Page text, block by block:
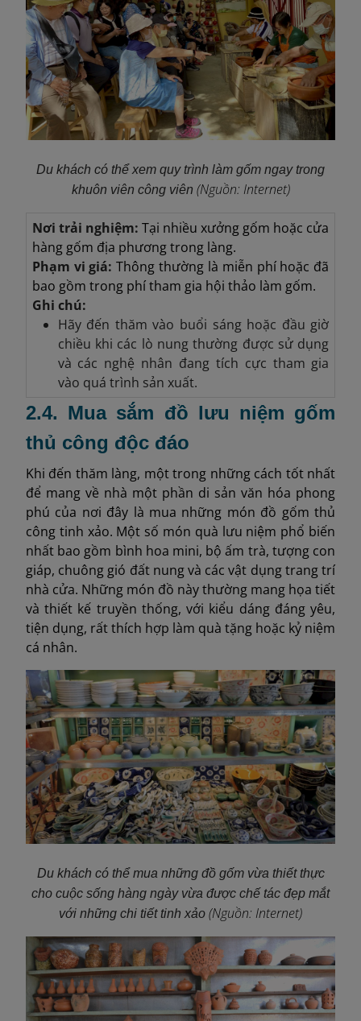
Du khách có thể xem quy trình làm gốm ngay trong
khuôn viên công viên (Nguồn: Internet)
Nơi trải nghiệm: Tại nhiều xưởng gốm hoặc cửa
hàng gốm địa phương trong làng.
Phạm vi giá:Thông thường là miễn phí hoặc đã
bao gồm trong phí tham gia hội thảo làm gốm.
Ghi chú:
Hãy đến thăm vào buổi sáng hoặc đầu giờ
chiều khi các lò nung thường được sử dụng
và các nghệ nhân đang tích cực tham gia
vào quá trình sản xuất.
2.4. Mua sắm đồ lưu niệm gốm
thủ công độc đáo
Khi đến thăm làng, một trong những cách tốt nhất
để mang về nhà một phần di sản văn hóa phong
phú của nơi đây là mua những món đồ gốm thủ
công tinh xảo. Một số món quà lưu niệm phổ biến
nhất bao gồm bình hoa mini, bộ ấm trà, tượng con
giáp, chuông gió đất nung và các vật dụng trang trí
nhà cửa. Những món đồ này thường mang họa tiết
và thiết kế truyền thống, với kiểu dáng đáng yêu,
tiện dụng, rất thích hợp làm quà tặng hoặc kỷ niệm
cá nhân.
Du khách có thể mua những đồ gốm vừa thiết thực
cho cuộc sống hàng ngày vừa được chế tác đẹp mắt
với những chi tiết tinh xảo (Nguồn: Internet)